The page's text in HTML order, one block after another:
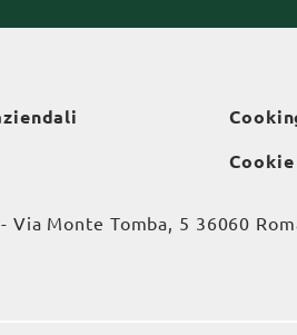
- Via Monte Tomba, 5 36060